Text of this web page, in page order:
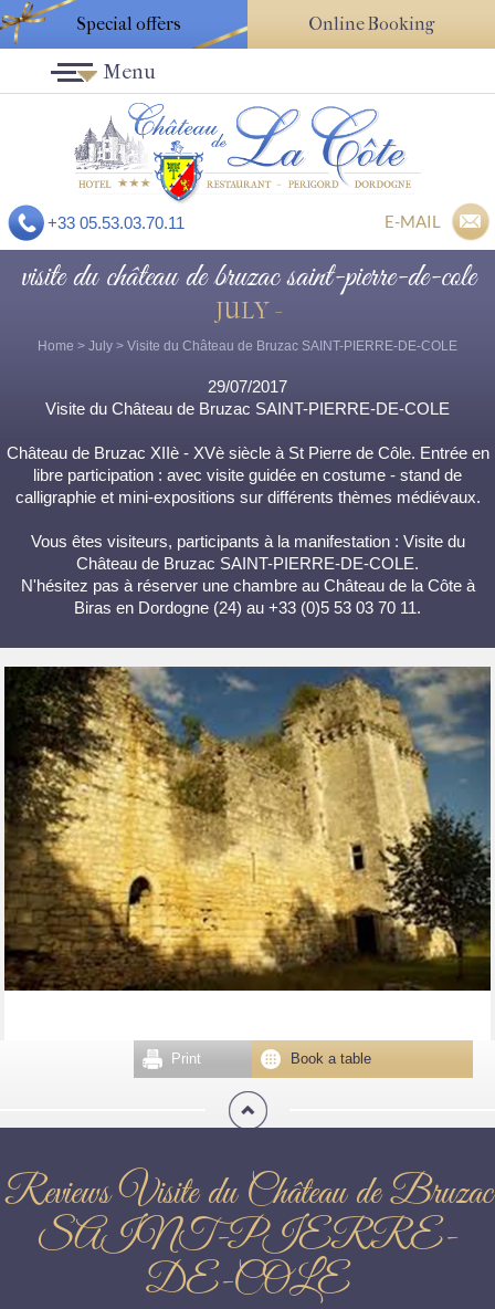
Special offers Online Booking
+33 05.53.03.70.11 E-MAIL
Menu
visite du château de bruzac saint-pierre-de-cole
JULY -
Home > July > Visite du Château de Bruzac SAINT-PIERRE-DE-COLE
29/07/2017
Visite du Château de Bruzac SAINT-PIERRE-DE-COLE
Château de Bruzac XIIè - XVè siècle à St Pierre de Côle. Entrée en
libre participation : avec visite guidée en costume - stand de
calligraphie et mini-expositions sur différents thèmes médiévaux.
Vous êtes visiteurs, participants à la manifestation : Visite du
Château de Bruzac SAINT-PIERRE-DE-COLE.
N'hésitez pas à réserver une chambre au Château de la Côte à
Biras en Dordogne (24) au +33 (0)5 53 03 70 11.
Book a table
Print
Reviews Visite du Château de Bruzac
SAINT-PIERRE-
DE-COLE